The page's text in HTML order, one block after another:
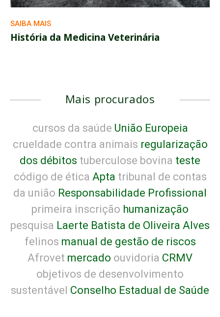
SAIBA MAIS
História da Medicina Veterinária
Mais procurados
cursos da saúde União Europeia
crueldade contra animais regularização
dos débitos tuberculose bovina teste
código de ética Apta tribunal de contas
da união Responsabilidade Profissional
primeira inscrição humanização
pesquisa Laerte Batista de Oliveira Alves
felinos manual de gestão de riscos
Afrovet mercado ouvidoria CRMV
objetivos de desenvolvimento
sustentável Conselho Estadual de Saúde